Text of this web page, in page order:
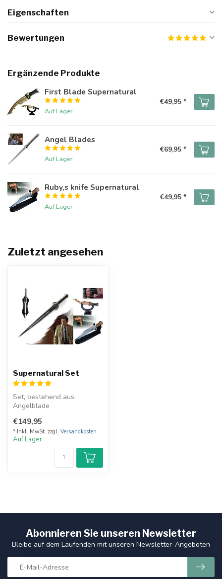
Eigenschaften
Bewertungen
Ergänzende Produkte
First Blade Supernatural
Auf Lager
€49,95 *
Angel Blades
Auf Lager
€69,95 *
Ruby,s knife Supernatural
Auf Lager
€49,95 *
Zuletzt angesehen
Supernatural Set
Set, bestehend aus:
Angelblade
First Blade
€149,95
* Inkl. MwSt. zzgl. Versandkosten
Auf Lager
Abonnieren Sie unseren Newsletter
Bleibe auf dem Laufenden mit unseren Newsletter-Angeboten